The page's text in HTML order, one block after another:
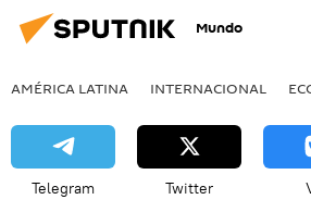
Mundo
AMÉRICA LATINA INTERNACIONAL
Telegram Twitter